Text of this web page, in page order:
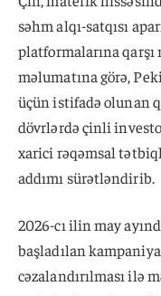
səhm alqı-satqısı
platformalarına
məlumatına görə,
üçün istifadə olunan
dövrlərdə çinli
xarici rəqəmsal
addımı sürətləndirib.
2026-cı ilin may
başladılan
cəzalandırılması ilə